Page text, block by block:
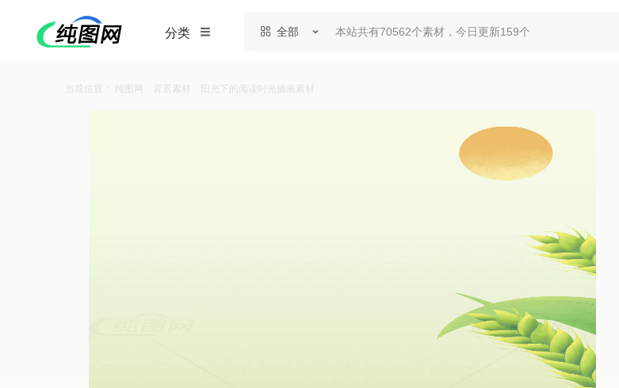
分类 全部
当前位置： 纯图网 背景素材 阳光下的阅读时光插画素材